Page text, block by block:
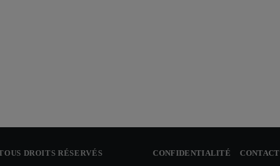
DROITS RÉSERVÉS CONFIDENTIALITÉ CONTACT